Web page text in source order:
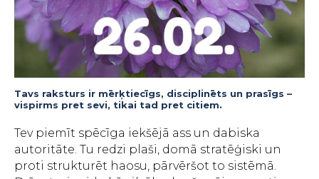
Tavs raksturs ir mērķtiecīgs, disciplinēts un prasīgs –
vispirms pret sevi, tikai tad pret citiem.
Tev piemīt spēcīga iekšējā ass un dabiska
autoritāte. Tu redzi plaši, domā stratēģiski un
proti strukturēt haosu, pārvēršot to sistēmā.